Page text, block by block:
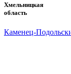
Хмельницкая
область
Каменец-